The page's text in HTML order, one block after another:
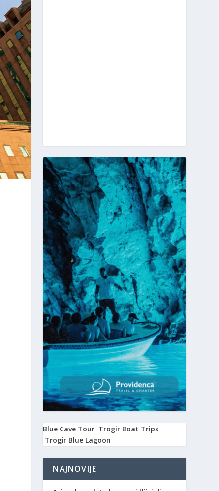
Blue Cave Tour Trogir Boat Trips
Trogir Blue Lagoon
NAJNOVIJE